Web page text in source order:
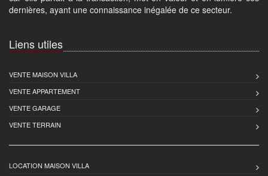
dernières, ayant une connaissance inégalée de ce secteur.
Liens utiles
VENTE MAISON VILLA
VENTE APPARTEMENT
VENTE GARAGE
VENTE TERRAIN
LOCATION MAISON VILLA